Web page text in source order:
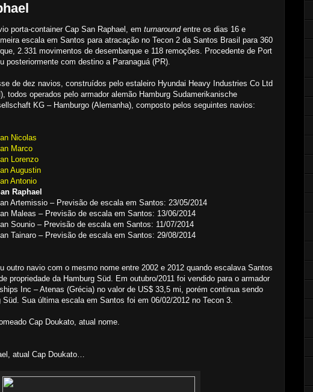
porta-container Cap San Raphael, em turnaroundentre os dias 16 e
escala em Santos para atracação no Tecon 2 da Santos Brasil para 360
2.331 movimentos de desembarque e 118 remoções. Procedente de Port
posteriormente com destino a Paranaguá (PR).
de dez navios, construídos pelo estaleiro Hyundai Heavy Industries Co Ltd
todos operados pelo armador alemão Hamburg Sudamerikanische
KG – Hamburgo (Alemanha), composto pelos seguintes navios:
Nicolas
Marco
Lorenzo
Augustin
Antonio
Raphael
Artemissio – Previsão de escala em Santos: 23/05/2014
Maleas – Previsão de escala em Santos: 13/06/2014
Sounio – Previsão de escala em Santos: 11/07/2014
Tainaro – Previsão de escala em Santos: 29/08/2014
outro navio com o mesmo nome entre 2002 e 2012 quando escalava Santos
propriedade da Hamburg Süd. Em outubro/2011 foi vendido para o armador
Inc – Atenas (Grécia) no valor de US$ 33,5 mi, porém continua sendo
Süd. Sua última escala em Santos foi em 06/02/2012 no Tecon 3.
Cap Doukato, atual nome.
atual Cap Doukato…